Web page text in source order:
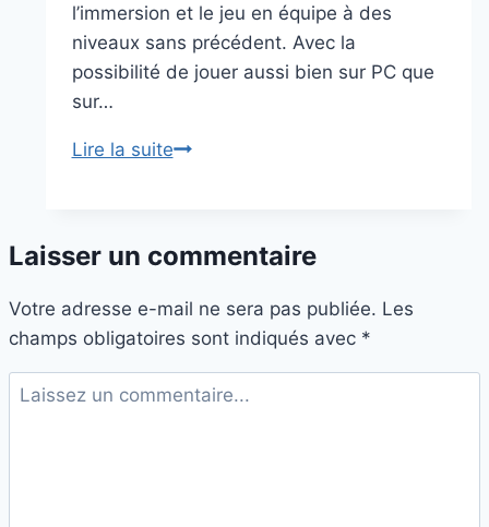
l’immersion et le jeu en équipe à des
niveaux sans précédent. Avec la
possibilité de jouer aussi bien sur PC que
sur…
Lire la suiteAmong
:
votre
Laisser un commentaire
Votre adresse e-mail ne sera pas publiée. Les
champs obligatoires sont indiqués avec *